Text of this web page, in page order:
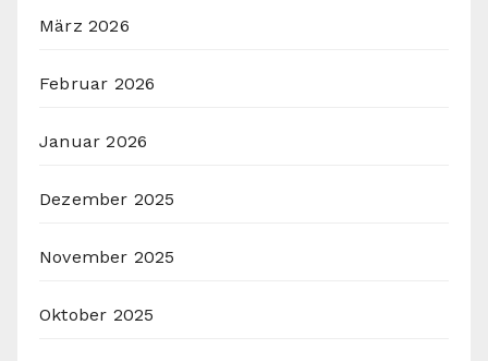
März 2026
Februar 2026
Januar 2026
Dezember 2025
November 2025
Oktober 2025